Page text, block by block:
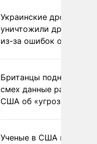
Украинские дроны
уничтожили друг друга
из-за ошибок
Британцы подняли на
смех данные разведки
США об «угрозе
Ученые в США назвали